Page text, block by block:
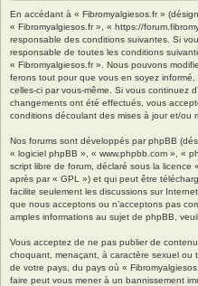
En accédant à « Fibromyalgiesos.fr »
« Fibromyalgiesos.fr », « https://
responsable des conditions suivantes. Si
responsable de toutes les conditions
« Fibromyalgiesos.fr ». Nous pouvons
ferons tout pour que vous en soyez
celles-ci par vous-même. Si vous continuez
changements ont été effectués, vous
conditions découlant des mises à jour et/ou
Nos forums sont développés par phpBB
« logiciel phpBB », « www.phpbb.com », «
script libre de forum, déclaré sous la licence «
après par « GPL ») et qui peut être
facilite seulement les discussions sur
que nous acceptons ou n’acceptons pas
amples informations au sujet de phpBB,
Vous acceptez de ne pas publier de
choquant, menaçant, à caractère sexuel ou
de votre pays, du pays où «
faire peut vous mener à un bannissement